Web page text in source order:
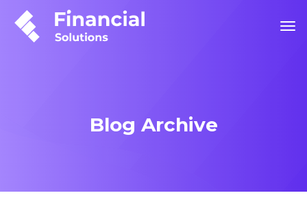
Blog Archive